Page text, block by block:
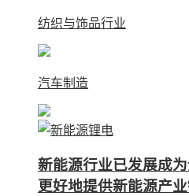
纺织与饰品行业
汽车制造
新能源行业已发展成
更好地提供新能源产